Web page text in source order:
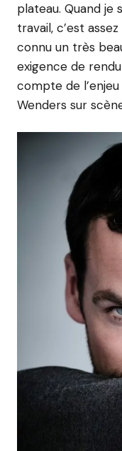
plateau. Quand je
travail, c’est
connu un très
exigence de
compte de
Wenders sur